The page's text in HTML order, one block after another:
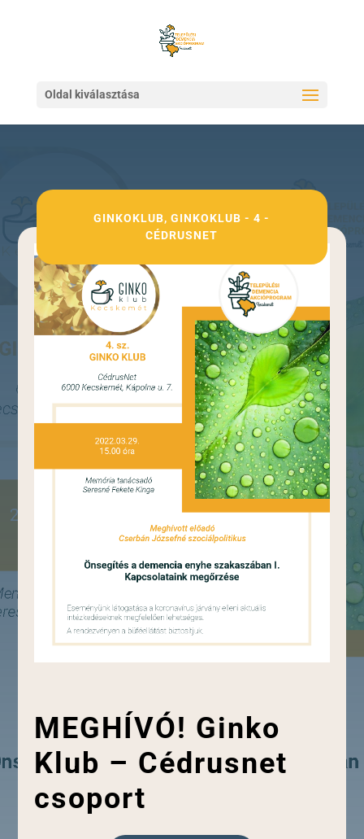
Oldal kiválasztása
GINKOKLUB,GINKOKLUB - 4 -
CÉDRUSNET
MEGHÍVÓ! Ginko
Klub – Cédrusnet
csoport